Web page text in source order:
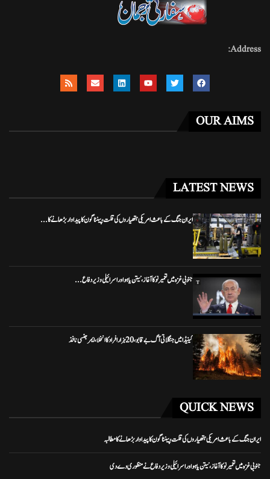
Address:
OUR AIMS
LATEST NEWS
ایران جنگ کے باعث امریکی ہتھیاروں کی قلت، پینٹاگون کا پیداوار بڑھانے کا...
جنوبی غزہ میں تعمیر نو کا آغاز، نیتن یاہو اور اسرائیلی وزیر دفاع...
کینیڈا میں جنگلاتی آگ بے قابو، 20 ہزار افراد کا انخلا، ایمرجنسی نافذ
QUICK NEWS
ایران جنگ کے باعث امریکی ہتھیاروں کی قلت، پینٹاگون کا پیداوار بڑھانے کا مطالبہ
جنوبی غزہ میں تعمیر نو کا آغاز، نیتن یاہو اور اسرائیلی وزیر دفاع نے منظوری دے دی